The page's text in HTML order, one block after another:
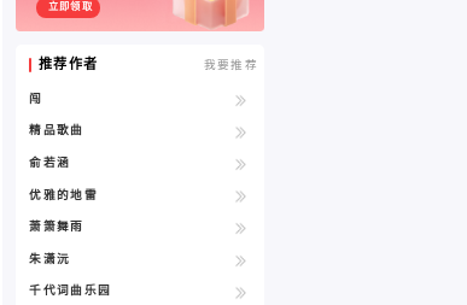
立即领取
推荐作者 我要推荐
闯
精品歌曲
俞若涵
优雅的地雷
萧箫舞雨
朱潇沅
千代词曲乐园